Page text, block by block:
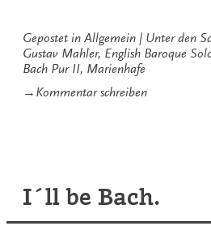
Gepostet in Allgemein Unter den
Gustav Mahler, English Baroque
Bach Pur II, Marienhafe
→ Kommentar schreibenzu
I´ll be Bach.